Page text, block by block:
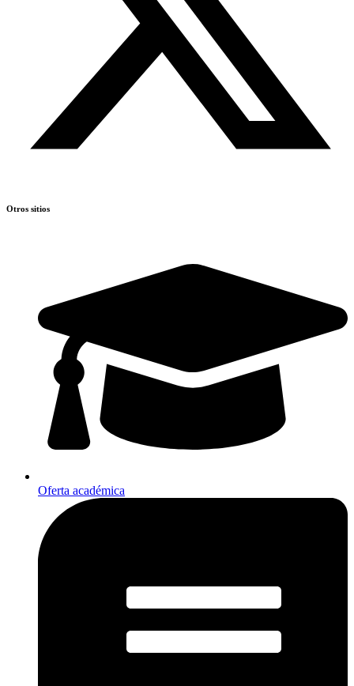
Otros sitios
Oferta académica